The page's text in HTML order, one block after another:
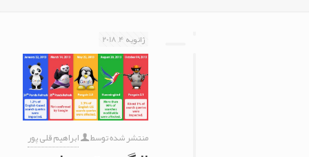
ژانویه 4, 2018
منتشر شده توسط ابراهیم قلی پور